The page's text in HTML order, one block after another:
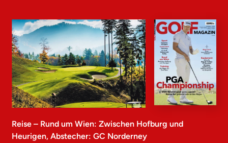
Reise – Rund um Wien: Zwischen Hofburg und
Heurigen, Abstecher: GC Norderney